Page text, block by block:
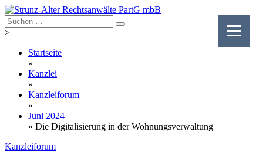
Skip
to
content
>
Startseite
»
Kanzlei
»
Kanzleiforum
»
Juni 2024
» Die Digitalisierung in der Wohnungsverwaltung
Kanzleiforum